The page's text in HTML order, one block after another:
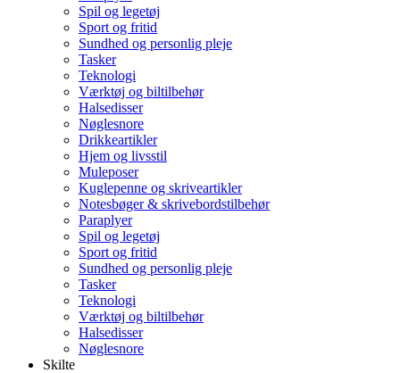
Spil og legetøj
Sport og fritid
Sundhed og personlig pleje
Tasker
Teknologi
Værktøj og biltilbehør
Halsedisser
Nøglesnore
Drikkeartikler
Hjem og livsstil
Muleposer
Kuglepenne og skriveartikler
Notesbøger & skrivebordstilbehør
Paraplyer
Spil og legetøj
Sport og fritid
Sundhed og personlig pleje
Tasker
Teknologi
Værktøj og biltilbehør
Halsedisser
Nøglesnore
Skilte